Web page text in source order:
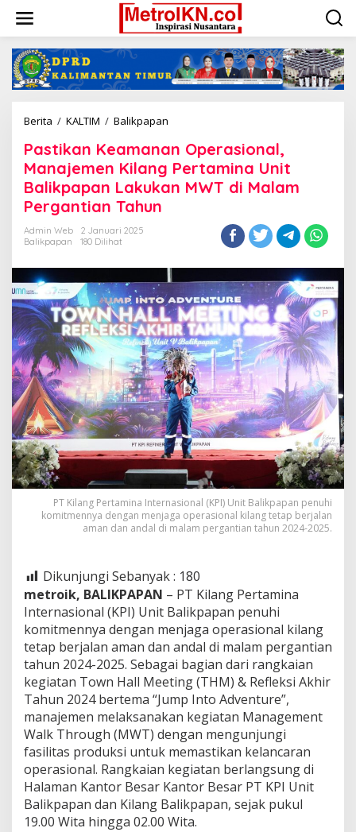
konten
Berita / KALTIM / Balikpapan
Operasional,
Manajemen
Kilang
Pertamina
Malam
Pergantian
Tahun
Pastikan Keamanan Operasional,
Manajemen Kilang Pertamina Unit
Balikpapan Lakukan MWT di Malam
Pergantian Tahun
Admin Web
2 Januari 2025
Balikpapan
180 Dilihat
PT Kilang Pertamina Internasional (KPI) Unit Balikpapan penuhi
komitmennya dengan menjaga operasional kilang tetap berjalan
aman dan andal di malam pergantian tahun 2024-2025.
Dikunjungi Sebanyak : 180
metroik, BALIKPAPAN – PT Kilang Pertamina
Internasional (KPI) Unit Balikpapan penuhi
komitmennya dengan menjaga operasional kilang
tetap berjalan aman dan andal di malam pergantian
tahun 2024-2025. Sebagai bagian dari rangkaian
kegiatan Town Hall Meeting (THM) & Refleksi Akhir
Tahun 2024 bertema “Jump Into Adventure”,
manajemen melaksanakan kegiatan Management
Walk Through (MWT) dengan mengunjungi
fasilitas produksi untuk memastikan kelancaran
operasional. Rangkaian kegiatan berlangsung di
Halaman Kantor Besar Kantor Besar PT KPI Unit
Balikpapan dan Kilang Balikpapan, sejak pukul
19.00 Wita hingga 02.00 Wita.